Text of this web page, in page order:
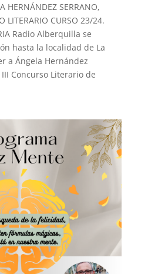
HERNÁNDEZ SERRANO,
LITERARIO CURSO 23/24.
Radio Alberquilla se
hasta la localidad de La
a Ángela Hernández
Concurso Literario de